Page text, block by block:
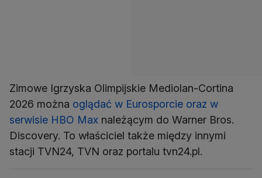
Zimowe Igrzyska Olimpijskie Mediolan-Cortina
2026 można oglądać w Eurosporcie oraz w
serwisie HBO Max należącym do Warner Bros.
Discovery. To właściciel także między innymi
stacji TVN24, TVN oraz portalu tvn24.pl.